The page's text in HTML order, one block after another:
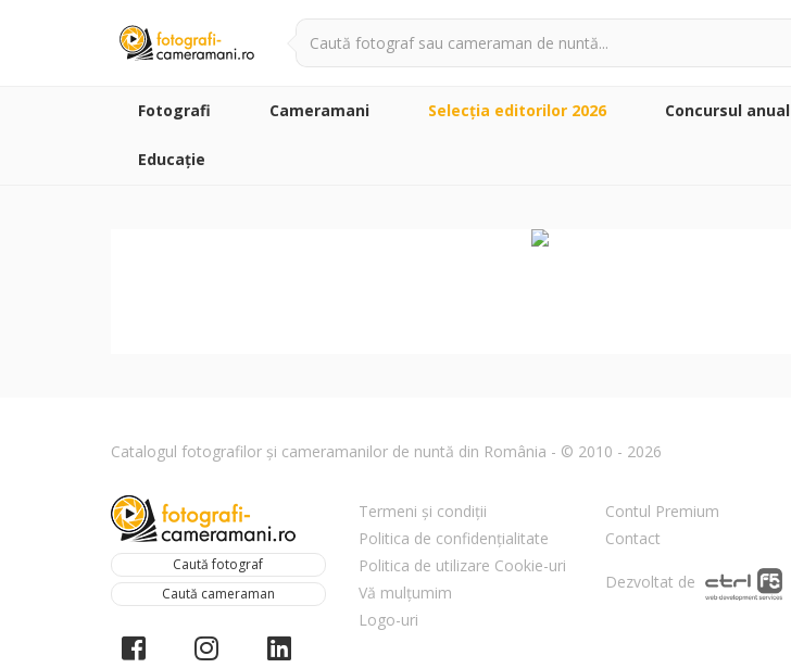
Fotografi Cameramani Selecţia editorilor 2026 Concursul anual
Educație
Catalogul fotografilor și cameramanilor de nuntă din România - © 2010 - 2026
Caută fotograf
Caută cameraman
Termeni și condiții
Politica de confidențialitate
Politica de utilizare Cookie-uri
Vă mulțumim
Logo-uri
Contul Premium
Contact
Dezvoltat de